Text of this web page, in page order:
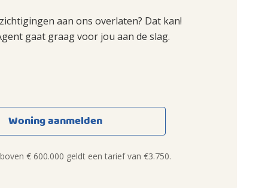
aan ons overlaten? Dat kan!
gaat graag voor jou aan de slag.
Woning aanmelden
€ 600.000 geldt een tarief van €3.750.